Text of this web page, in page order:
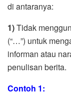
di antaranya:
1)Tidak
(“…”) untuk
informan atau
penulisan berita.
Contoh 1: